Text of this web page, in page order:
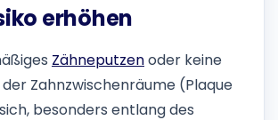
erhöhen
Zähneputzenoder keine
der Zahnzwischenräume (Plaque
besonders entlang des